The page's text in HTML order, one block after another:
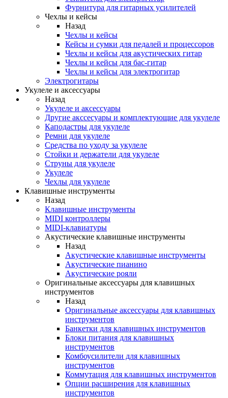
Фурнитура для гитарных усилителей
Чехлы и кейсы
Назад
Чехлы и кейсы
Кейсы и сумки для педалей и процессоров
Чехлы и кейсы для акустических гитар
Чехлы и кейсы для бас-гитар
Чехлы и кейсы для электрогитар
Электрогитары
Укулеле и аксессуары
Назад
Укулеле и аксессуары
Другие акссесуары и комплектующие для укулеле
Каподастры для укулеле
Ремни для укулеле
Средства по уходу за укулеле
Стойки и держатели для укулеле
Струны для укулеле
Укулеле
Чехлы для укулеле
Клавишные инструменты
Назад
Клавишные инструменты
MIDI контроллеры
MIDI-клавиатуры
Акустические клавишные инструменты
Назад
Акустические клавишные инструменты
Акустические пианино
Акустические рояли
Оригинальные аксессуары для клавишных
инструментов
Назад
Оригинальные аксессуары для клавишных
инструментов
Банкетки для клавишных инструментов
Блоки питания для клавишных
инструментов
Комбоусилители для клавишных
инструментов
Коммутация для клавишных инструментов
Опции расширения для клавишных
инструментов